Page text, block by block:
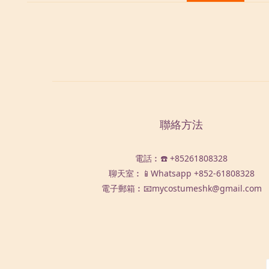
聯絡方法
電話︰☎️ +85261808328
聊天室︰📱Whatsapp +852-61808328
電子郵箱︰📧mycostumeshk@gmail.com